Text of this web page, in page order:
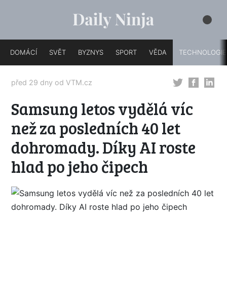
DOMÁCÍ SVĚT BYZNYS SPORT VĚDA TECHNOLOGIE
před 29 dny od VTM.cz
Samsung letos vydělá víc
než za posledních 40 let
dohromady. Díky AI roste
hlad po jeho čipech